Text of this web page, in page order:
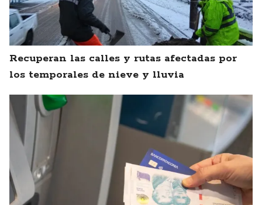
Recuperan las calles y rutas afectadas por
los temporales de nieve y lluvia